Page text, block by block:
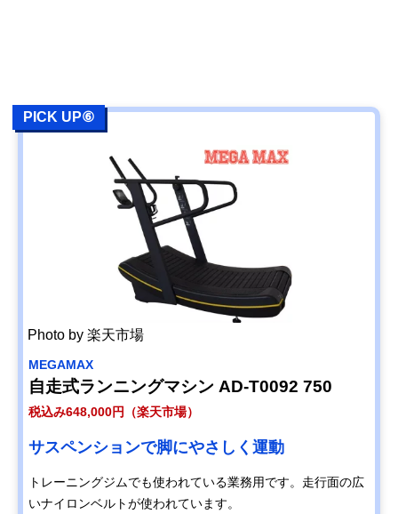
PICK UP⑥
Photo by 楽天市場
MEGAMAX
自走式ランニングマシン AD-T0092 750
税込み648,000円（楽天市場）
サスペンションで脚にやさしく運動
トレーニングジムでも使われている業務用です。走行面の広
いナイロンベルトが使われています。